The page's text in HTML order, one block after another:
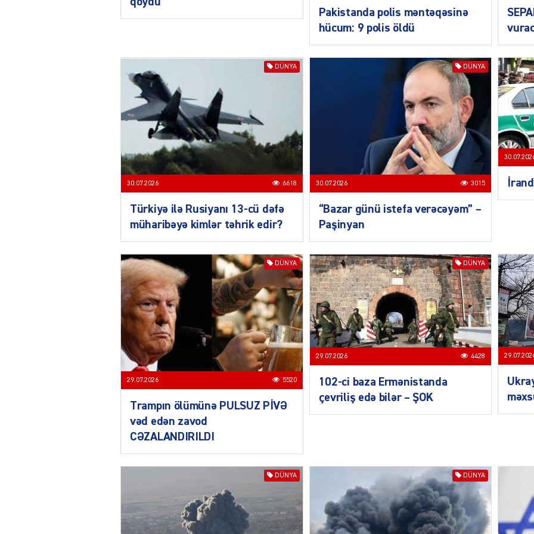
Pakistanda polis məntəqəsinə
hücum: 9 polis öldü
DÜNYA
30.07.2026 6618
Türkiyə ilə Rusiyanı 13-cü dəfə
müharibəyə kimlər təhrik edir?
DÜNYA
30.07.2026 3015
“Bazar günü istefa verəcəyəm” –
Paşinyan
DÜNYA
29.07.2026 5520
Trampın ölümünə PULSUZ PİVƏ
vəd edən zavod
CƏZALANDIRILDI
DÜNYA
29.07.2026 4428
102-ci baza Ermənistanda
çevriliş edə bilər – ŞOK
DÜNYA DÜNYA